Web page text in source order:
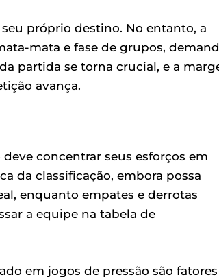
próprio destino. No entanto, a
mata e fase de grupos,
partida se torna crucial, e a
avança.
concentrar seus esforços em
da classificação, embora possa
enquanto empates e derrotas
a equipe na tabela de
em jogos de pressão são fatores